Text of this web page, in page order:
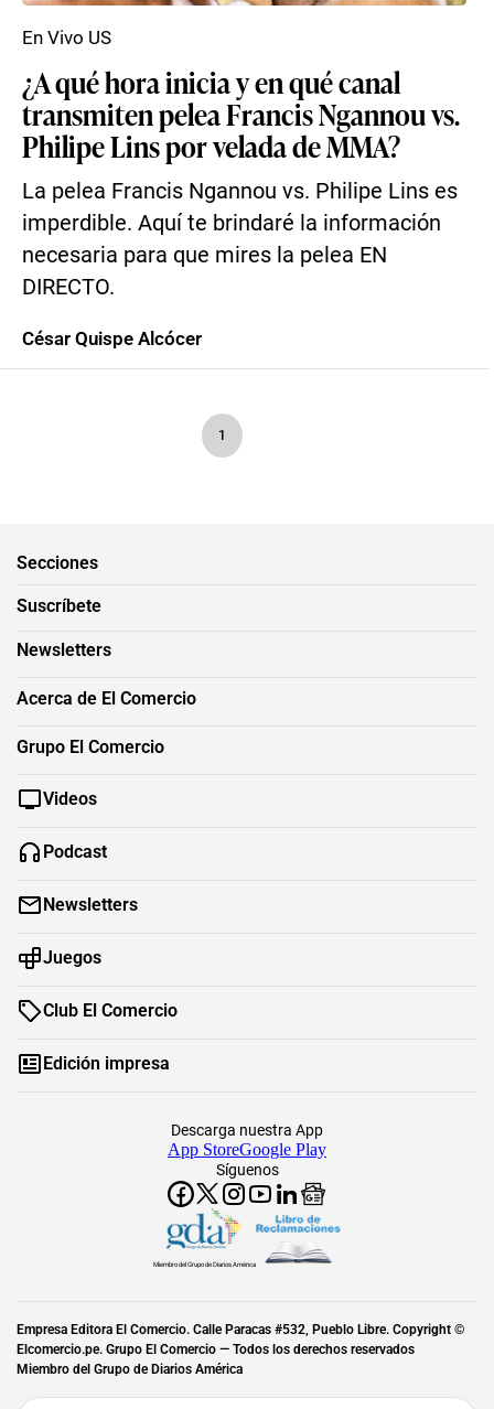
¿A qué hora inicia y en qué canal
transmiten pelea Francis Ngannou vs.
Philipe Lins por velada de MMA?
La pelea Francis Ngannou vs. Philipe Lins es
imperdible. Aquí te brindaré la información
necesaria para que mires la pelea EN
DIRECTO.
En Vivo US
César Quispe Alcócer
1
Secciones
Suscríbete
Newsletters
Acerca de El Comercio
Grupo El Comercio
Videos
Podcast
Newsletters
Juegos
Club El Comercio
Edición impresa
Síguenos
Descarga nuestra App
App StoreGoogle Play
Miembro del Grupo de Diarios América
Empresa Editora El Comercio. Calle Paracas #532, Pueblo Libre. Copyright ©
Elcomercio.pe. Grupo El Comercio — Todos los derechos reservados
Miembro del Grupo de Diarios América